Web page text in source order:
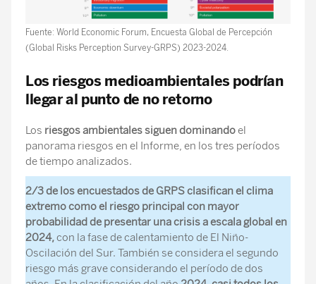
Fuente: World Economic Forum, Encuesta Global de Percepción
(Global Risks Perception Survey-GRPS) 2023-2024.
Los riesgos medioambientales podrían
llegar al punto de no retorno
Los riesgos ambientales siguen dominandoel
panorama riesgos en el Informe, en los tres períodos
de tiempo analizados.
2/3 de los encuestados de GRPS clasifican el clima
extremo como el riesgo principal con mayor
probabilidad de presentar una crisis a escala global en
2024,con la fase de calentamiento de El Niño-
Oscilación del Sur. También se considera el segundo
riesgo más grave considerando el período de dos